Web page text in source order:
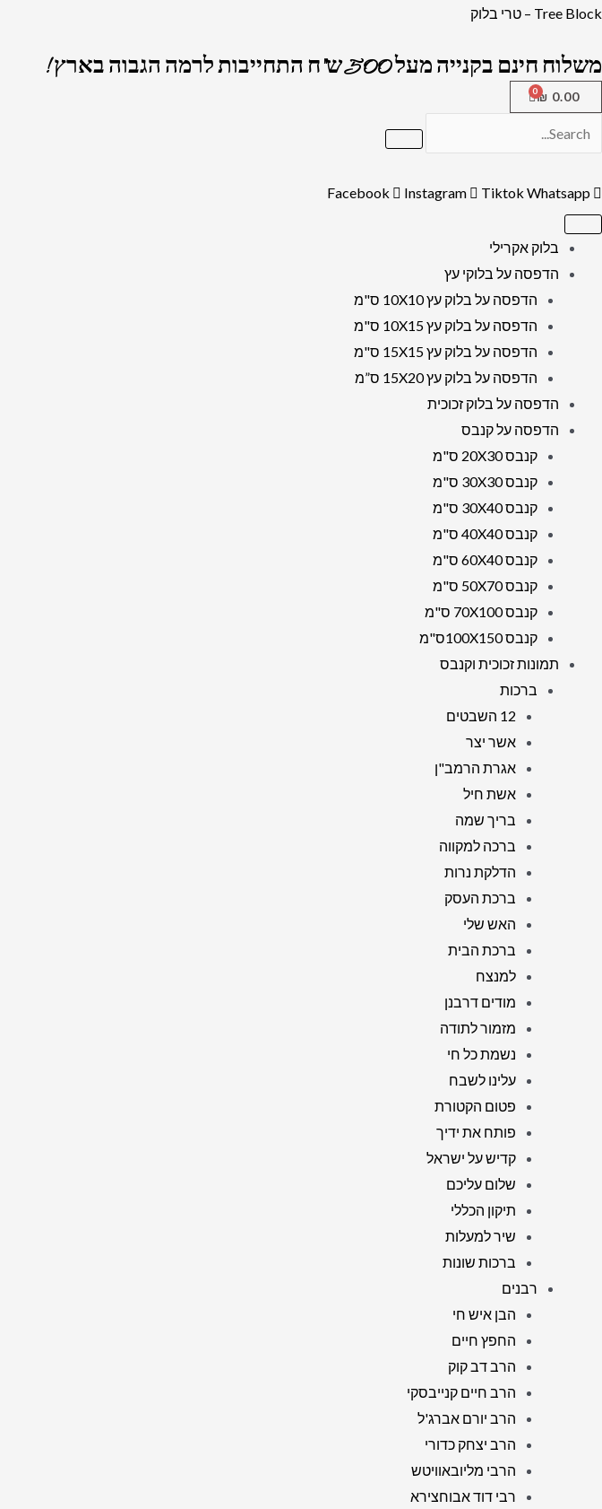
דילוג
Tree Block – טרי בלוק
משלוח חינם בקנייה מעל 500 ש"ח התחייבות לרמה הגבוה בארץ !
0.00
₪
Facebook Instagram Tiktok Whatsapp
בלוק אקרילי
הדפסה על בלוקי עץ
הדפסה על בלוק עץ 10X10 ס"מ
הדפסה על בלוק עץ 10X15 ס"מ
הדפסה על בלוק עץ 15X15 ס"מ
הדפסה על בלוק עץ 15X20 ס”מ
הדפסה על בלוק זכוכית
הדפסה על קנבס
קנבס 20X30 ס"מ
קנבס 30X30 ס"מ
קנבס 30X40 ס"מ
קנבס 40X40 ס"מ
קנבס 60X40 ס"מ
קנבס 50X70 ס"מ
קנבס 70X100 ס"מ
קנבס 100X150ס"מ
תמונות זכוכית וקנבס
ברכות
12 השבטים
אשר יצר
אגרת הרמב"ן
אשת חיל
בריך שמה
ברכה למקווה
הדלקת נרות
ברכת העסק
האש שלי
ברכת הבית
למנצח
מודים דרבנן
מזמור לתודה
נשמת כל חי
עלינו לשבח
פטום הקטורת
פותח את ידיך
קדיש על ישראל
שלום עליכם
תיקון הכללי
שיר למעלות
ברכות שונות
רבנים
הבן איש חי
החפץ חיים
הרב דב קוק
הרב חיים קנייבסקי
הרב יורם אברג'ל
הרב יצחק כדורי
הרבי מליובאוויטש
רבי דוד אבוחצירא
כמות
3131
-
ציור
הכותל
על
קנבס
או
זכוכית
מחוסמת